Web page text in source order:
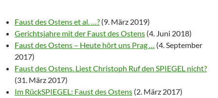
Faust des Ostens et al. …? (9. März 2019)
Gerichtsjahre mit der Faust des Ostens (4. Juni 2018)
Faust des Ostens – Heute hört uns Prag … (4. September
2017)
Faust des Ostens. Liest Christoph Ruf den SPIEGEL nicht?
(31. März 2017)
Im RückSPIEGEL: Faust des Ostens (2. März 2017)